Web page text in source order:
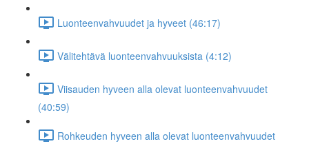
Luonteenvahvuudet ja hyveet (46:17)
Välitehtävä luonteenvahvuuksista (4:12)
Viisauden hyveen alla olevat luonteenvahvuudet
(40:59)
Rohkeuden hyveen alla olevat luonteenvahvuudet